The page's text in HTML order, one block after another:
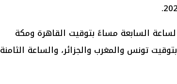
السابعة مساءً بتوقيت القاهرة ومكة
تونس والمغرب والجزائر، والساعة الثامنة